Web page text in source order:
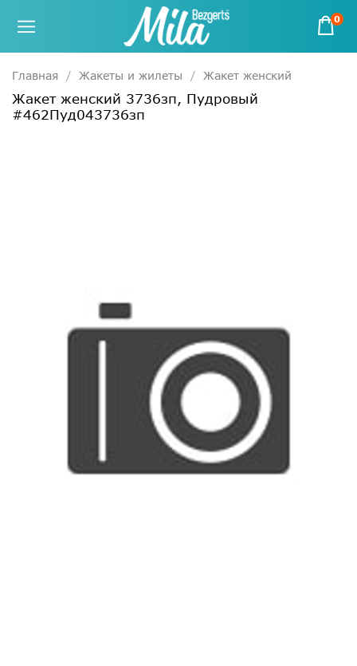
0
Главная Жакеты и жилеты Жакет женский
Жакет женский 3736зп, Пудровый
#462Пуд043736зп